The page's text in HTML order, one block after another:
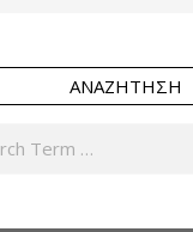
ΑΝΑΖΉΤΗΣΗ